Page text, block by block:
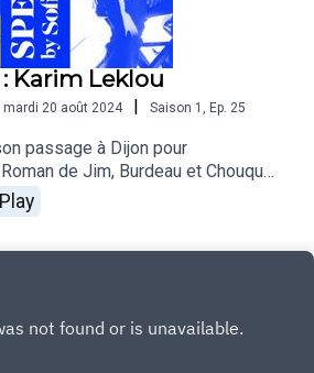
: Karim Leklou
mardi 20 août 2024 | Saison 1 Ep. 25
passage à Dijon pour
de Jim, Burdeau et Chouquer
et de foot avec Karim Leklou.
Play